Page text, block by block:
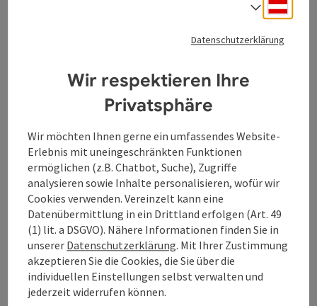
Gesagten Nachdruck. In seinen Acrylbildern malt er
Wilhelm Tanzer(geb. 1961 in NÖ, lebt in St. Peter
am Wimberg)) erzeugt die Betrachtung der Vielfalt
der Natur innere Bilder. Diese inneren Bilder werden
Betrachter in Dialog treten.
Öffnungszeiten: ab 31. Juli, jeweils Sa und So, 14 - 17
Uhr und nach telefonischer Vereinbarung,
Ausstellungsdauer 2 Wochen
Kontakt Andrea Zaglmair : +43 676 4302350
Ein Projekt der communale oö 2026.
Kontakt
Datenschutzerklärung
Wir respektieren Ihre
Privatsphäre
Wir möchten Ihnen gerne ein umfassendes Website-
Erlebnis mit uneingeschränkten Funktionen
ermöglichen (z.B. Chatbot, Suche), Zugriffe
analysieren sowie Inhalte personalisieren, wofür wir
Cookies verwenden. Vereinzelt kann eine
Datenübermittlung in ein Drittland erfolgen (Art. 49
(1) lit. a DSGVO). Nähere Informationen finden Sie in
unserer Datenschutzerklärung. Mit Ihrer Zustimmung
akzeptieren Sie die Cookies, die Sie über die
individuellen Einstellungen selbst verwalten und
jederzeit widerrufen können.